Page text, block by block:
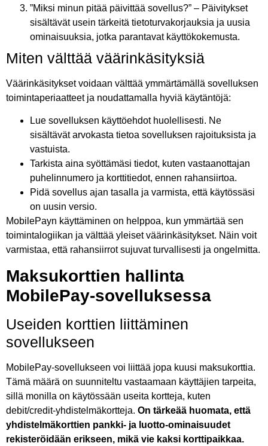
”Miksi minun pitää päivittää sovellus?” – Päivitykset
sisältävät usein tärkeitä tietoturvakorjauksia ja uusia
ominaisuuksia, jotka parantavat käyttökokemusta.
Miten välttää väärinkäsityksiä
Väärinkäsitykset voidaan välttää ymmärtämällä sovelluksen
toimintaperiaatteet ja noudattamalla hyviä käytäntöjä:
Lue sovelluksen käyttöehdot huolellisesti. Ne
sisältävät arvokasta tietoa sovelluksen rajoituksista ja
vastuista.
Tarkista aina syöttämäsi tiedot, kuten vastaanottajan
puhelinnumero ja korttitiedot, ennen rahansiirtoa.
Pidä sovellus ajan tasalla ja varmista, että käytössäsi
on uusin versio.
MobilePayn käyttäminen on helppoa, kun ymmärtää sen
toimintalogiikan ja välttää yleiset väärinkäsitykset. Näin voit
varmistaa, että rahansiirrot sujuvat turvallisesti ja ongelmitta.
Maksukorttien hallinta
MobilePay-sovelluksessa
Useiden korttien liittäminen
sovellukseen
MobilePay-sovellukseen voi liittää jopa kuusi maksukorttia.
Tämä määrä on suunniteltu vastaamaan käyttäjien tarpeita,
sillä monilla on käytössään useita kortteja, kuten
debit/credit-yhdistelmäkortteja. On tärkeää huomata, että
yhdistelmäkorttien pankki- ja luotto-ominaisuudet
rekisteröidään erikseen, mikä vie kaksi korttipaikkaa.